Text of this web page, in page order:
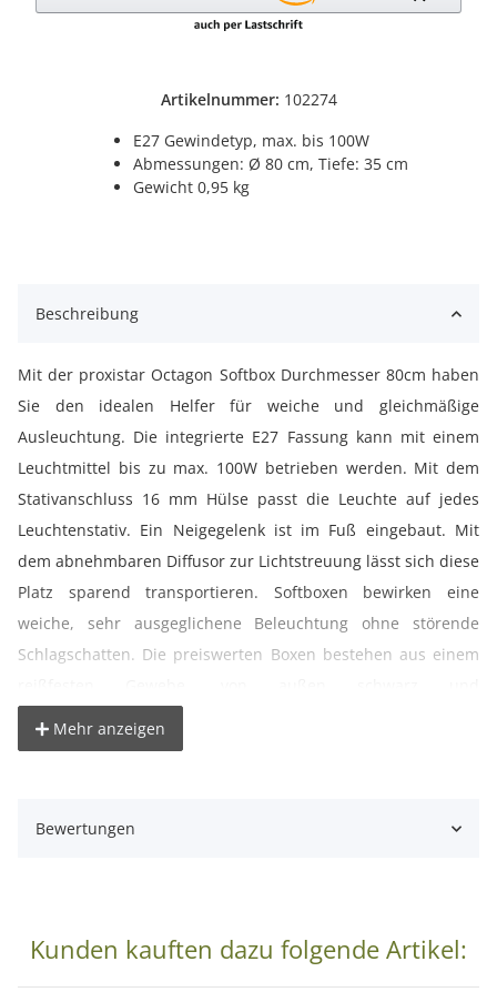
Artikelnummer: 102274
E27 Gewindetyp, max. bis 100W
Abmessungen: Ø 80 cm, Tiefe: 35 cm
Gewicht 0,95 kg
Beschreibung
Mit der proxistar Octagon Softbox Durchmesser 80cm haben
Sie den idealen Helfer für weiche und gleichmäßige
Ausleuchtung. Die integrierte E27 Fassung kann mit einem
Leuchtmittel bis zu max. 100W betrieben werden. Mit dem
Stativanschluss 16 mm Hülse passt die Leuchte auf jedes
Leuchtenstativ. Ein Neigegelenk ist im Fuß eingebaut. Mit
dem abnehmbaren Diffusor zur Lichtstreuung lässt sich diese
Platz sparend transportieren. Softboxen bewirken eine
weiche, sehr ausgeglichene Beleuchtung ohne störende
Schlagschatten. Die preiswerten Boxen bestehen aus einem
- Sie lässt sich schnell auf- und wieder abbauen (Quick and
- Gewicht: ca. 0,95 kg
Mehr anzeigen
Bewertungen
Kunden kauften dazu folgende Artikel: